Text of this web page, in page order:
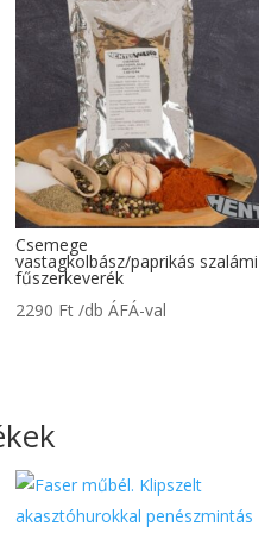
Csemege
vastagkolbász/paprikás szalámi
fűszerkeverék
2290 Ft /db ÁFÁ-val